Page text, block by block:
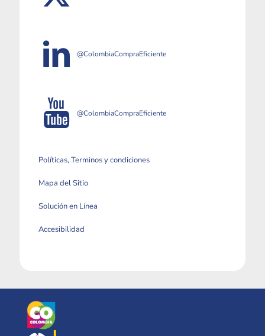
@ColombiaCompraEficiente
@ColombiaCompraEficiente
Políticas, Terminos y condiciones
Mapa del Sitio
Solución en Línea
Accesibilidad